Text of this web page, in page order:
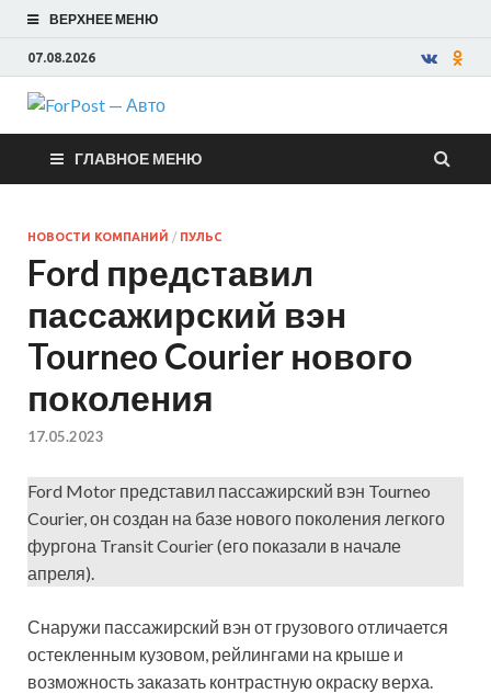
ВЕРХНЕЕ МЕНЮ
07.08.2026
ForPost —
Авто
ГЛАВНОЕ МЕНЮ
НОВОСТИ КОМПАНИЙ / ПУЛЬС
Ford представил
пассажирский вэн
Tourneo Courier нового
поколения
17.05.2023
Ford Motor представил пассажирский вэн Tourneo
Courier, он создан на базе нового поколения легкого
фургона Transit Courier (его показали в начале
апреля).
Снаружи пассажирский вэн от грузового отличается
остекленным кузовом, рейлингами на крыше и
возможность заказать контрастную окраску верха.